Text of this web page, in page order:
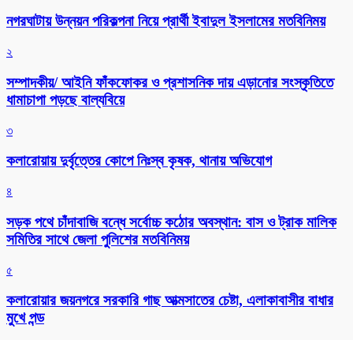
নগরঘাটায় উন্নয়ন পরিকল্পনা নিয়ে প্রার্থী ইবাদুল ইসলামের মতবিনিময়
২
সম্পাদকীয়/ আইনি ফাঁকফোকর ও প্রশাসনিক দায় এড়ানোর সংস্কৃতিতে
ধামাচাপা পড়ছে বাল্যবিয়ে
৩
কলারোয়ায় দুর্বৃত্তের কোপে নিঃস্ব কৃষক, থানায় অভিযোগ
৪
সড়ক পথে চাঁদাবাজি বন্ধে সর্বোচ্চ কঠোর অবস্থান: বাস ও ট্রাক মালিক
সমিতির সাথে জেলা পুলিশের মতবিনিময়
৫
কলারোয়ার জয়নগরে সরকারি গাছ আত্মসাতের চেষ্টা, এলাকাবাসীর বাধার
মুখে পন্ড